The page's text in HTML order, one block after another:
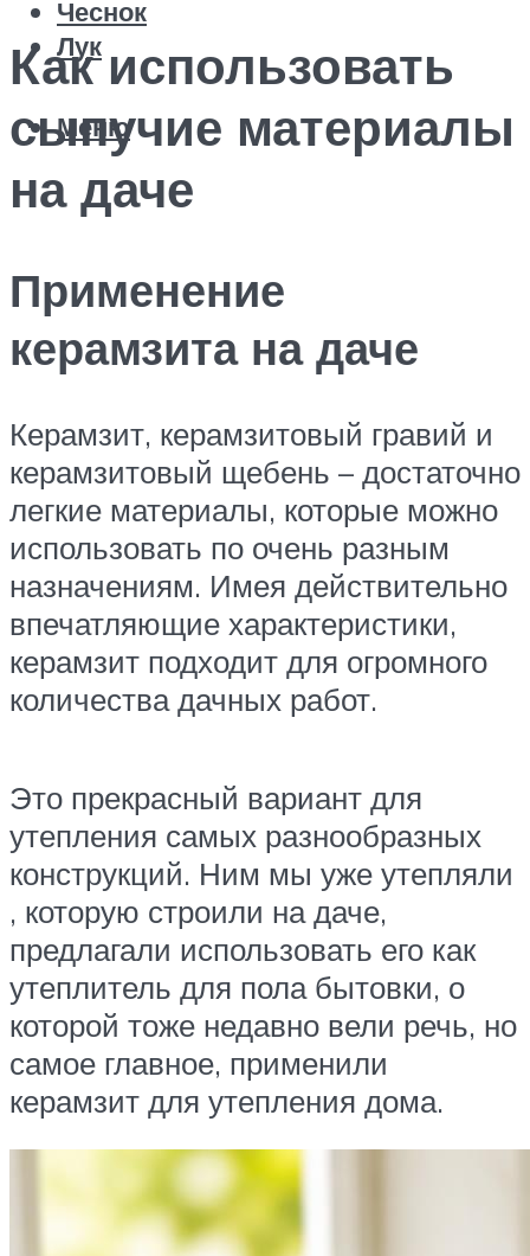
Чеснок
Лук
Меню
Как использовать
сыпучие материалы
на даче
Применение
керамзита на даче
Керамзит, керамзитовый гравий и
керамзитовый щебень – достаточно
легкие материалы, которые можно
использовать по очень разным
назначениям. Имея действительно
впечатляющие характеристики,
керамзит подходит для огромного
количества дачных работ.
Это прекрасный вариант для
утепления самых разнообразных
конструкций. Ним мы уже утепляли
, которую строили на даче,
предлагали использовать его как
утеплитель для пола бытовки, о
которой тоже недавно вели речь, но
самое главное, применили
керамзит для утепления дома.